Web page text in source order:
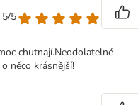
5/5
chutnají.Neodolatelné
něco krásnější!